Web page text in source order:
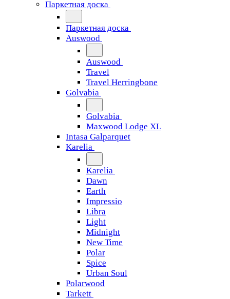
Паркетная доска
Паркетная доска
Auswood
Auswood
Travel
Travel Herringbone
Golvabia
Golvabia
Maxwood Lodge XL
Intasa Galparquet
Karelia
Karelia
Dawn
Earth
Impressio
Libra
Light
Midnight
New Time
Polar
Spice
Urban Soul
Polarwood
Tarkett